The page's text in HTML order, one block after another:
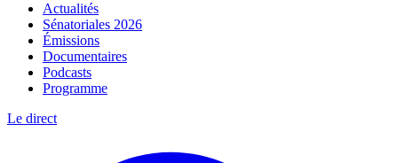
Actualités
Sénatoriales 2026
Émissions
Documentaires
Podcasts
Programme
Le direct